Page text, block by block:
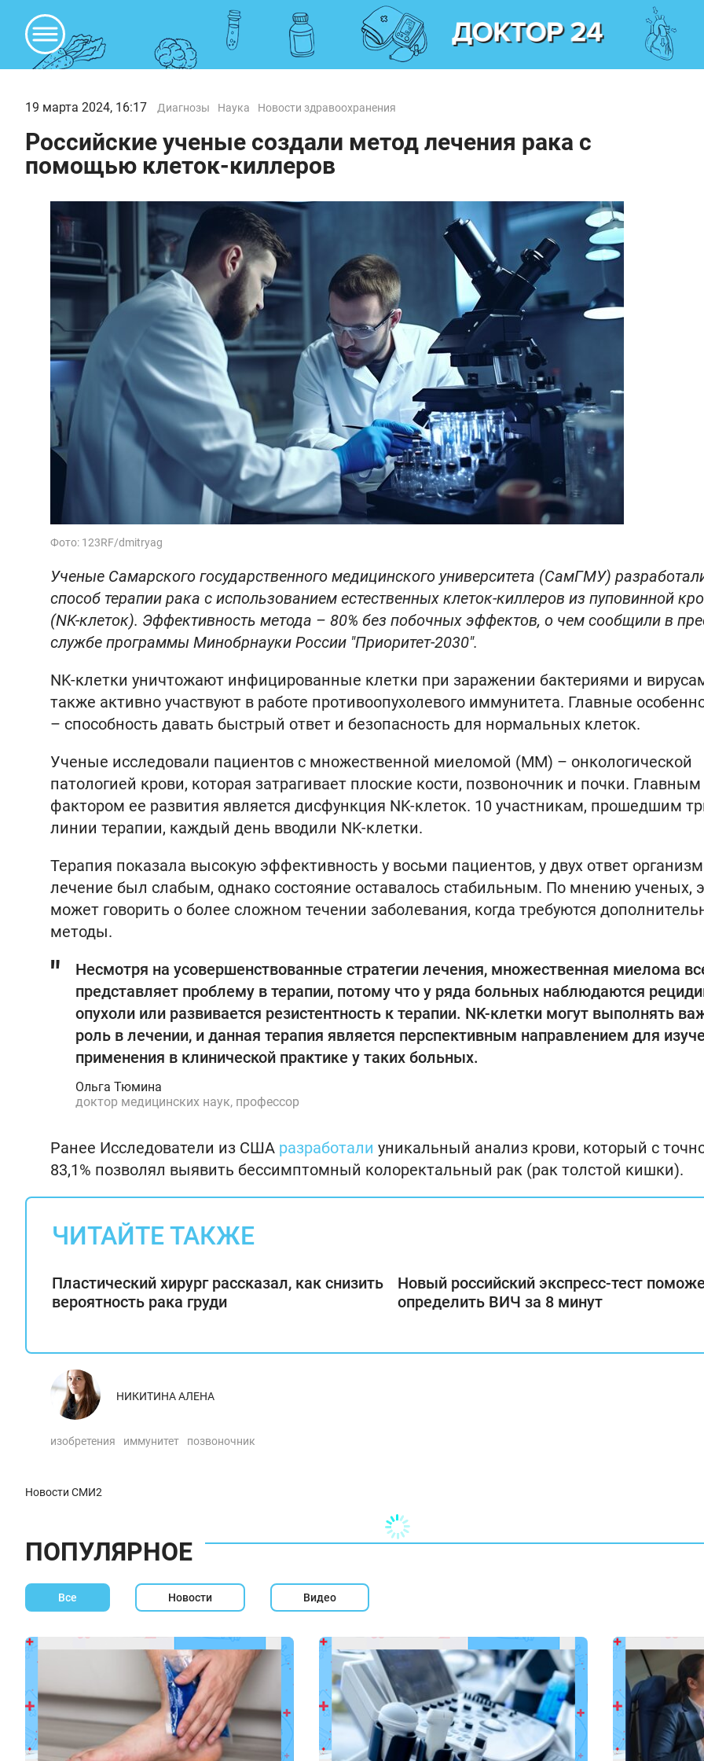
19 марта 2024, 16:17 Диагнозы Наука Новости здравоохранения
Российские ученые создали метод лечения рака с
помощью клеток-киллеров
Фото: 123RF/dmitryag
Ученые Самарского государственного медицинского университета (СамГМУ)
способ терапии рака с использованием естественных клеток-киллеров из пуповинной
(NK-клеток). Эффективность метода – 80% без побочных эффектов, о чем сообщили в
службе программы Минобрнауки России "Приоритет-2030".
NK-клетки уничтожают инфицированные клетки при заражении бактериями и
также активно участвуют в работе противоопухолевого иммунитета. Главные
– способность давать быстрый ответ и безопасность для нормальных клеток.
Ученые исследовали пациентов с множественной миеломой (ММ) – онкологической
патологией крови, которая затрагивает плоские кости, позвоночник и почки. Главным
фактором ее развития является дисфункция NK-клеток. 10 участникам, прошедшим
линии терапии, каждый день вводили NK-клетки.
Терапия показала высокую эффективность у восьми пациентов, у двух ответ
лечение был слабым, однако состояние оставалось стабильным. По мнению ученых,
может говорить о более сложном течении заболевания, когда требуются
методы.
Несмотря на усовершенствованные стратегии лечения, множественная миелома
представляет проблему в терапии, потому что у ряда больных наблюдаются
опухоли или развивается резистентность к терапии. NK-клетки могут выполнять
роль в лечении, и данная терапия является перспективным направлением для
применения в клинической практике у таких больных.
Ольга Тюмина
доктор медицинских наук, профессор
Ранее Исследователи из США разработали уникальный анализ крови, который с
83,1% позволял выявить бессимптомный колоректальный рак (рак толстой кишки).
ЧИТАЙТЕ ТАКЖЕ
Пластический хирург рассказал, как снизить
вероятность рака груди
Новый российский экспресс-тест
определить ВИЧ за 8 минут
НИКИТИНА АЛЕНА
изобретения иммунитет позвоночник
Новости СМИ2
ПОПУЛЯРНОЕ
Все Новости Видео